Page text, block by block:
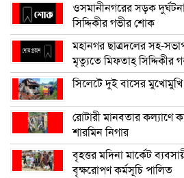
ওসমানীনগরের সড়ক
সিদ্দিকীর গভীর শোক
মহানগর ছাত্রদলের সহ-
মৃত্যুতে মিফতাহ্ সিদ্দিকীর
সিলেটে দুই বাসের
রোটারী মানবতার
শারমিন নিগার
বৃহত্তর মদিনা মার্কেট
বৃক্ষরোপণ কর্মসূচি পালিত